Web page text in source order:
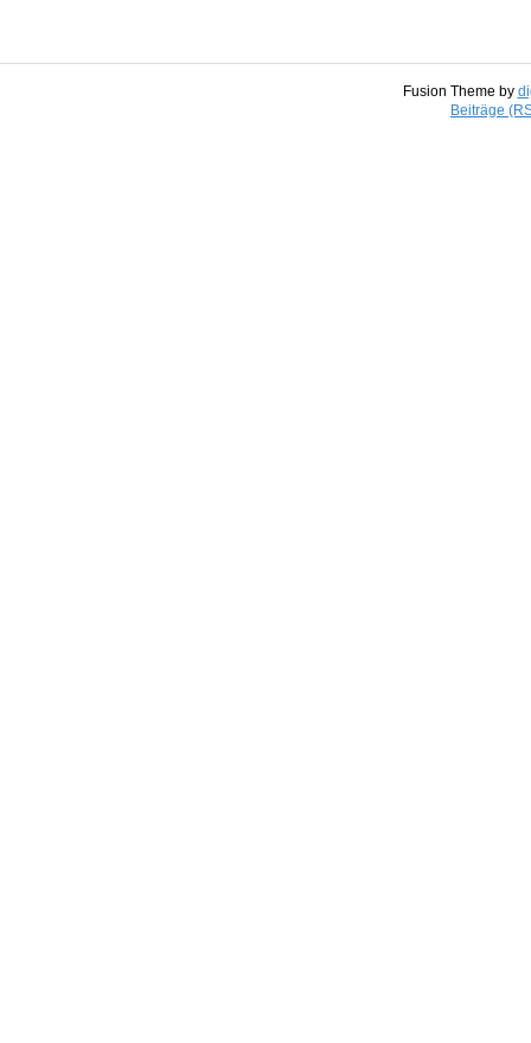
Fusion Theme by
Beiträge